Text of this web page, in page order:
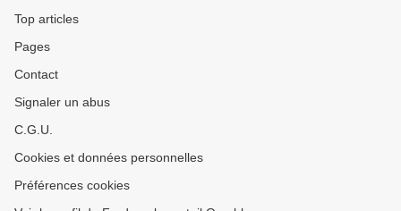
Top articles
Pages
Contact
Signaler un abus
C.G.U.
Cookies et données personnelles
Préférences cookies